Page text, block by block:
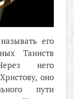
его
Таинств
него
оно
пути